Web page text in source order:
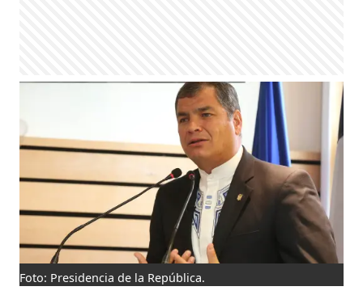
Foto: Presidencia de la República.